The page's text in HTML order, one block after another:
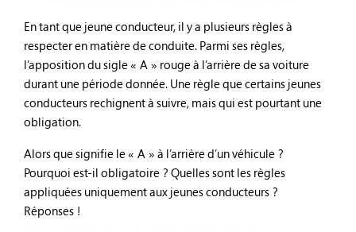
En tant que jeune conducteur, il y a plusieurs règles à
respecter en matière de conduite. Parmi ses règles,
l’apposition du sigle « A » rouge à l’arrière de sa voiture
durant une période donnée. Une règle que certains jeunes
conducteurs rechignent à suivre, mais qui est pourtant une
obligation.
Alors que signifie le « A » à l’arrière d’un véhicule ?
Pourquoi est-il obligatoire ? Quelles sont les règles
appliquées uniquement aux jeunes conducteurs ?
Réponses !